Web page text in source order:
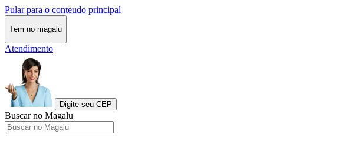
Pular para o conteudo principal
Tem no magalu
Atendimento
Digite seu CEP
Buscar no Magalu